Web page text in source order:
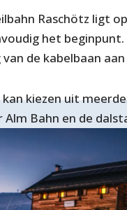
Raschötz ligt
het
van de kabelbaan
kiezen uit
Alm Bahn en de